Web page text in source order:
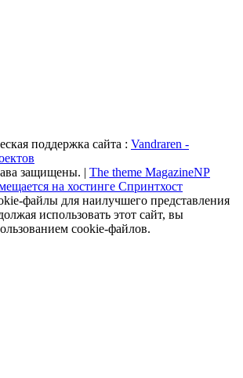
поддержка сайта : Vandraren -
защищены. | The theme MagazineNP
на хостинге Спринтхост
файлы для наилучшего представления
использовать этот сайт, вы
cookie-файлов.